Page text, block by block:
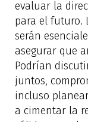
evaluar la
para el futuro.
serán
asegurar que
Podrían
juntos,
incluso
a cimentar la